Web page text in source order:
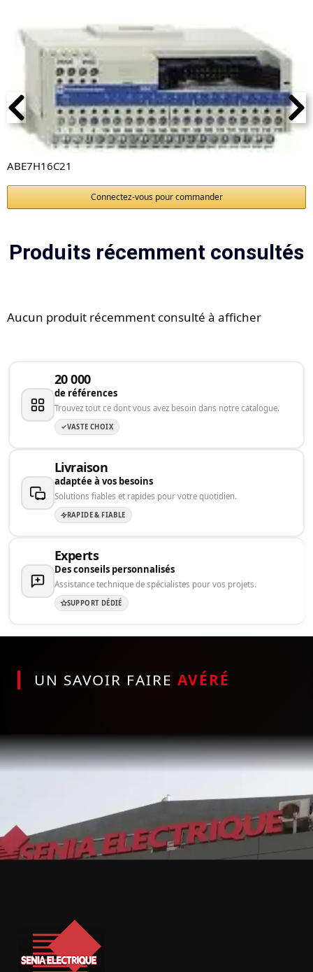
ABE7H16C21
Connectez-vous pour commander
Produits récemment consultés
Aucun produit récemment consulté à afficher
20 000
de références
Trouvez tout ce dont vous avez besoin dans notre catalogue.
VASTE CHOIX
Livraison
adaptée à vos besoins
Solutions fiables et rapides pour votre quotidien.
RAPIDE & FIABLE
Experts
Des conseils personnalisés
Assistance technique de spécialistes pour vos projets.
SUPPORT DÉDIÉ
UN SAVOIR FAIRE AVÉRÉ